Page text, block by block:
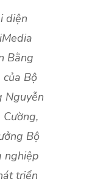
diện
Bằng
của Bộ
Nguyễn
Cường,
Bộ
nghiệp
triển